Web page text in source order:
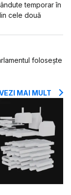
temporar în
cele două
folosește
MAI MULT